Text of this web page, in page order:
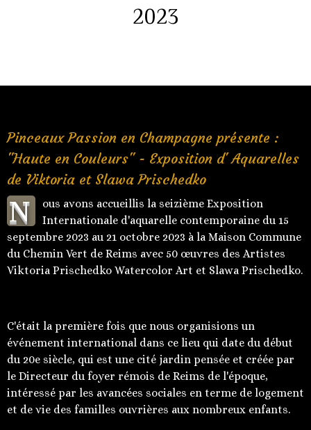
2023
Pinceaux Passion en Champagne présente :
"Haute en Couleurs" - Exposition d' Aquarelles
de Viktoria et Slawa Prischedko
N
ous avons accueillis la seizième Exposition
Internationale d'aquarelle contemporaine du 15
septembre 2023 au 21 octobre 2023 à la Maison Commune
du Chemin Vert de Reims avec 50 œuvres des Artistes
Viktoria Prischedko Watercolor Art et Slawa Prischedko.
C'était la première fois que nous organisions un
événement international dans ce lieu qui date du début
du 20e siècle, qui est une cité jardin pensée et créée par
le Directeur du foyer rémois de Reims de l'époque,
intéressé par les avancées sociales en terme de logement
et de vie des familles ouvrières aux nombreux enfants.